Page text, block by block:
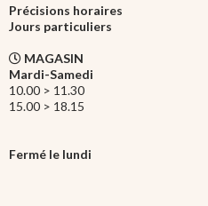
Précisions horaires
Jours particuliers
MAGASIN
Mardi-Samedi
10.00 > 11.30
15.00 > 18.15
Fermé le lundi